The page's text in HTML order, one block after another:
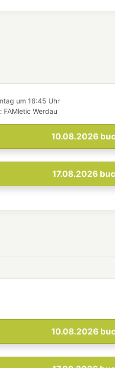
um 16:45 Uhr
FAMletic Werdau
10.08.2026
17.08.2026
10.08.2026